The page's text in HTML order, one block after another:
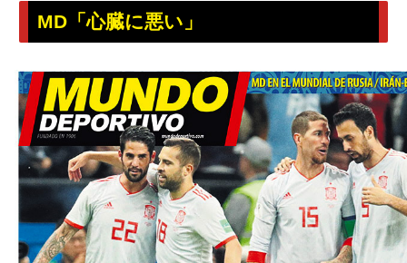
MD「心臓に悪い」